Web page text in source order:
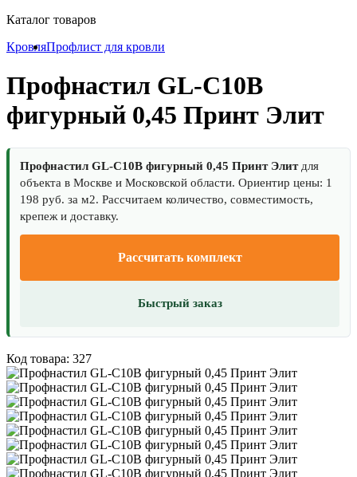
Каталог товаров
КровляПрофлист для кровли
Профнастил GL-С10B
фигурный 0,45 Принт Элит
Профнастил GL-С10B фигурный 0,45 Принт Элитдля
объекта в Москве и Московской области. Ориентир цены: 1
198 руб. за м2. Рассчитаем количество, совместимость,
крепеж и доставку.
Рассчитать комплект
Быстрый заказ
Код товара: 327